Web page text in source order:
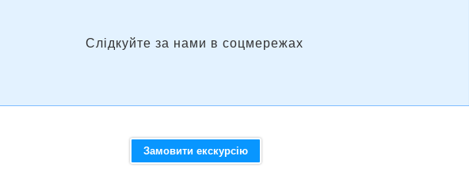
Слідкуйте за нами в соцмережах
Замовити екскурсію